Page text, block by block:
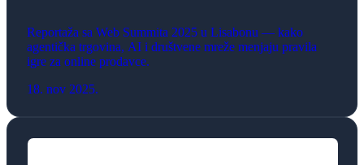
Reportaža sa Web Summita 2025 u Lisabonu — kako
agentička trgovina, AI i društvene mreže menjaju pravila
igre za online prodavce.
18. nov 2025.